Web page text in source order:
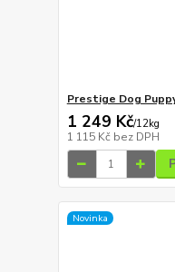
Prestige Dog
1 249 Kč/12kg
1 115 Kč bez DPH
Novinka